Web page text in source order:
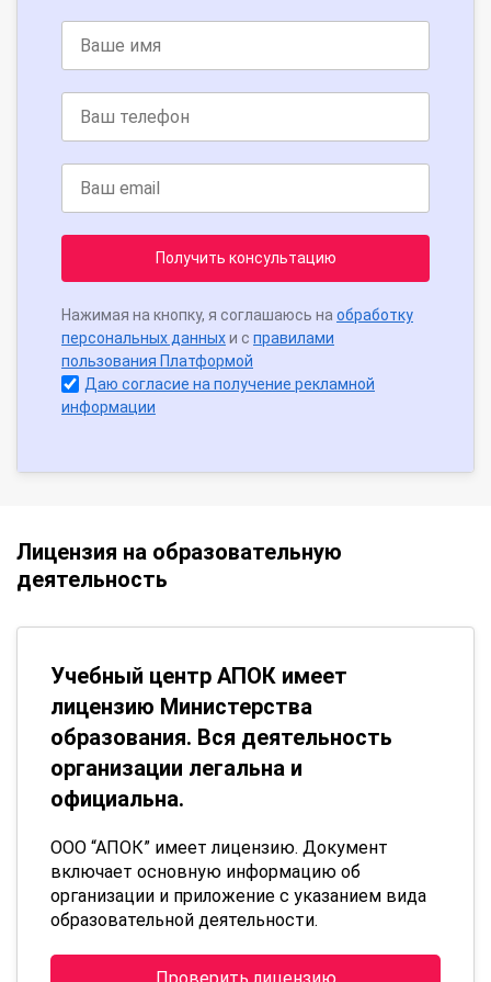
Получить консультацию
Нажимая на кнопку, я соглашаюсь на обработку
персональных данныхи с правилами
пользования Платформой
Даю согласие на получение рекламной
информации
Лицензия на образовательную
деятельность
Учебный центр АПОК имеет
лицензию Министерства
образования. Вся деятельность
организации легальна и
официальна.
ООО “АПОК” имеет лицензию. Документ
включает основную информацию об
организации и приложение с указанием вида
образовательной деятельности.